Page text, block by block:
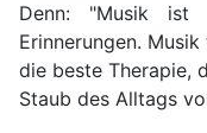
Denn: "Musik ist
Erinnerungen.
die beste Therapie,
Staub des Alltags